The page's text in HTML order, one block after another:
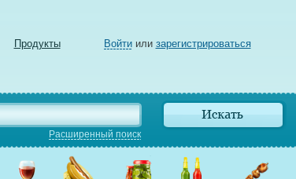
Продукты Войтиили зарегистрироваться
Расширенный поиск